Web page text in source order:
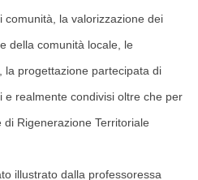
comunità, la valorizzazione dei
della comunità locale, le
, la progettazione partecipata di
e realmente condivisi oltre che per
Rigenerazione Territoriale
illustrato dalla professoressa